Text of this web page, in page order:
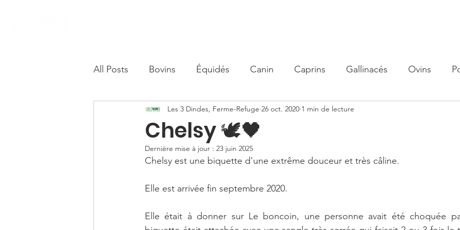
All Posts Bovins Équidés Canin Caprins Gallinacés Ovins
Camélidés
Chelsy 🕊️🖤
Les 3 Dindes, Ferme-Refuge 26 oct. 2020 1 min de lecture
Dernière mise à jour : 23 juin 2025
Chelsy est une biquette d'une extrême douceur et très câline.
Elle est arrivée fin septembre 2020.
Elle était à donner sur Le boncoin, une personne avait été choquée